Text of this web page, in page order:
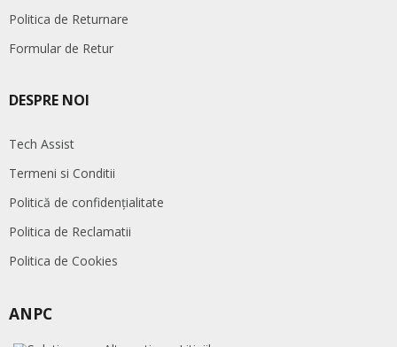
Politica de Returnare
Formular de Retur
DESPRE NOI
Tech Assist
Termeni si Conditii
Politică de confidențialitate
Politica de Reclamatii
Politica de Cookies
ANPC